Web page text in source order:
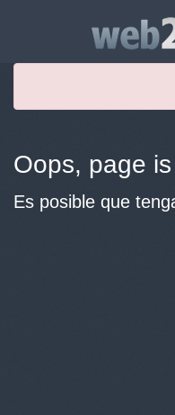
Oops, page
Es posible que